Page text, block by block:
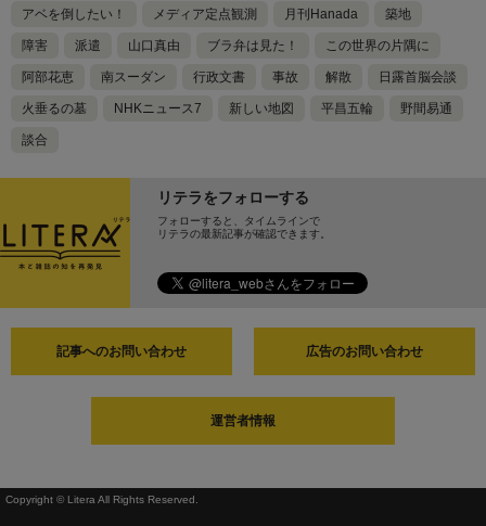
アベを倒したい！ メディア定点観測 月刊Hanada 築地
障害 派遣 山口真由 ブラ弁は見た！ この世界の片隅に
阿部花恵 南スーダン 行政文書 事故 解散 日露首脳会談
火垂るの墓 NHKニュース7 新しい地図 平昌五輪 野間易通
談合
リテラをフォローする
フォローすると、タイムラインで
リテラの最新記事が確認できます。
記事へのお問い合わせ 広告のお問い合わせ
運営者情報
Copyright © Litera All Rights Reserved.